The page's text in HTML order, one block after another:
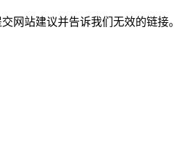
网站建议并告诉我们无效的链接。